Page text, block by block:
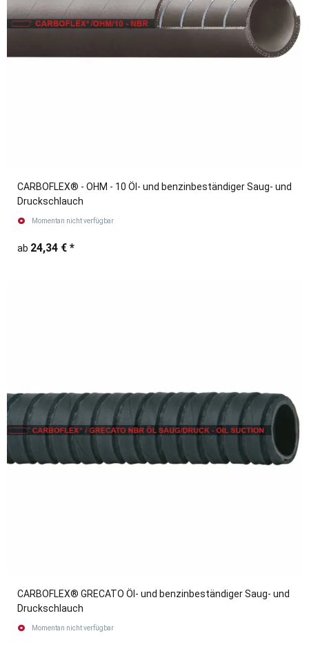
CARBOFLEX® - OHM - 10 Öl- und benzinbeständiger Saug- und
Druckschlauch
Momentan nicht verfügbar
ab 24,34 € *
CARBOFLEX® GRECATO Öl- und benzinbeständiger Saug- und
Druckschlauch
Momentan nicht verfügbar